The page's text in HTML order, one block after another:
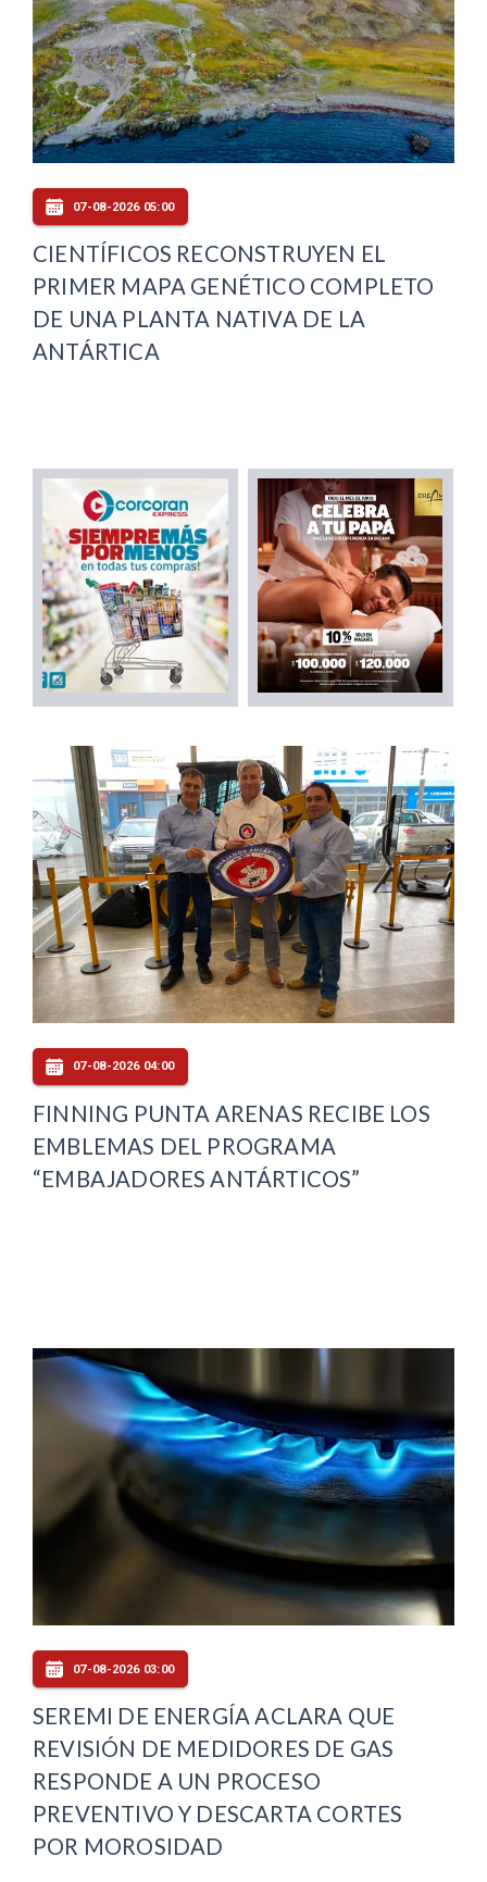
07-08-2026 05:00
CIENTÍFICOS RECONSTRUYEN EL
PRIMER MAPA GENÉTICO COMPLETO
DE UNA PLANTA NATIVA DE LA
ANTÁRTICA
07-08-2026 04:00
FINNING PUNTA ARENAS RECIBE LOS
EMBLEMAS DEL PROGRAMA
“EMBAJADORES ANTÁRTICOS”
07-08-2026 03:00
SEREMI DE ENERGÍA ACLARA QUE
REVISIÓN DE MEDIDORES DE GAS
RESPONDE A UN PROCESO
PREVENTIVO Y DESCARTA CORTES
POR MOROSIDAD